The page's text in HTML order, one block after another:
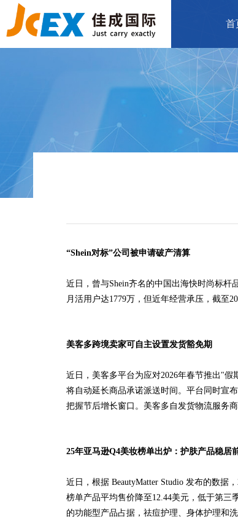
首
“Shein对标”公司被申请破产清算
近日，曾与Shein齐名的中国出海快时尚标
月活用户达1779万，但近年经营承压，截至
美客多跨境卖家可自主设置发货豁免期
近日，美客多平台为应对2026年春节推出"
将自动延长商品承诺派送时间。平台同时宣
把握节后增长窗口。美客多自发货物流服务
25年亚马逊Q4美妆榜单出炉：护肤产品稳居
近日，根据 BeautyMatter Studio 发布的数据
榜单产品平均售价降至12.44美元，低于第三
的功能型产品占据，祛痘护理、身体护理和